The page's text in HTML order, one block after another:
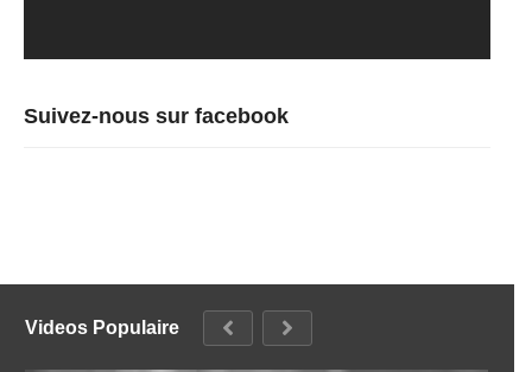
Suivez-nous sur facebook
Videos Populaire